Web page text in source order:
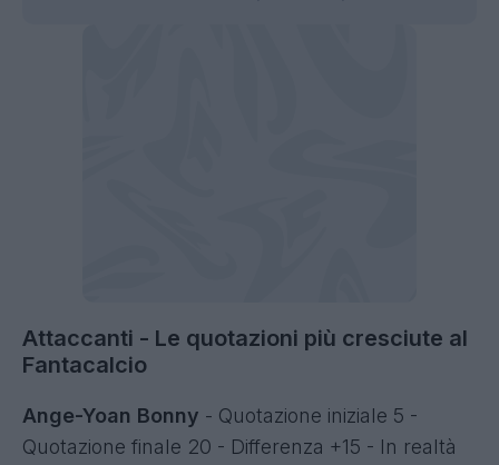
Attaccanti - Le quotazioni più cresciute al
Fantacalcio
Ange-Yoan Bonny - Quotazione iniziale 5 -
Quotazione finale 20 - Differenza +15 - In realtà